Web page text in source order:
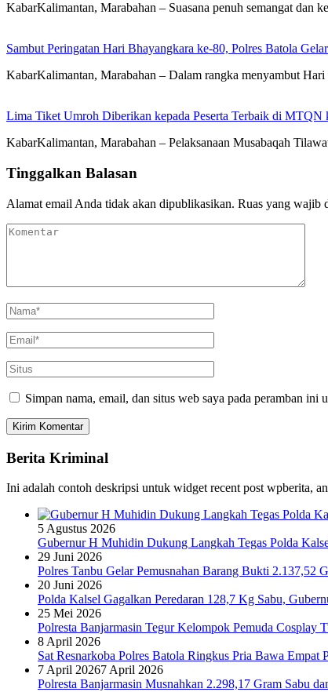
KabarKalimantan, Marabahan – Suasana penuh semangat
Sambut Peringatan Hari Bhayangkara ke-80, Polres Batola
KabarKalimantan, Marabahan – Dalam rangka menyambut
Lima Tiket Umroh Diberikan kepada Peserta Terbaik di MTQN
KabarKalimantan, Marabahan – Pelaksanaan Musabaqah
Tinggalkan Balasan
Alamat email Anda tidak akan dipublikasikan. Ruas yang wajib
Simpan nama, email, dan situs web saya pada peramban ini
Berita Kriminal
Ini adalah contoh deskripsi untuk widget recent post wpberita,
5 Agustus 2026
Gubernur H Muhidin Dukung Langkah Tegas Polda
29 Juni 2026
Polres Tanbu Gelar Pemusnahan Barang Bukti 2.137,52
20 Juni 2026
Polda Kalsel Gagalkan Peredaran 128,7 Kg Sabu,
25 Mei 2026
Polresta Banjarmasin Tegur Kelompok Pemuda Cosplay
8 April 2026
Sat Resnarkoba Polres Batola Ringkus Pria Bawa Empat
7 April 20267 April 2026
Polresta Banjarmasin Musnahkan 2.298,17 Gram Sabu